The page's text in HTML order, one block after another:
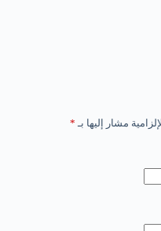
مشار إليها بـ *